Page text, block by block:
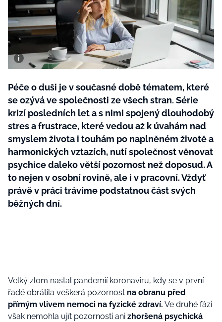
Tvoření
Rady a tipy
BurdaMedia
Extra
SVĚT ŽENY - 599 KČ
ROČNÍ PŘEDPLATNÉ SVĚT ŽENY +
SADA PRODUKTŮ MANA (10 ks)
Péče o duši je v současné době tématem, které
se ozývá ve společnosti ze všech stran. Série
krizí posledních let a s nimi spojený dlouhodobý
stres a frustrace, které vedou až k úvahám nad
smyslem života i touhám po naplněném životě a
harmonických vztazích, nutí společnost věnovat
psychice daleko větší pozornost než doposud. A
to nejen v osobní rovině, ale i v pracovní. Vždyť
právě v práci trávíme podstatnou část svých
běžných dní.
Velký zlom nastal pandemií koronaviru, kdy se v první
řadě obrátila veškerá pozornost na obranu před
přímým vlivem nemoci na fyzické zdraví. Ve druhé fázi
však nemohla ujít pozornosti ani zhoršená psychická